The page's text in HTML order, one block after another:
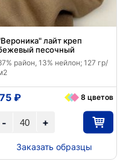
лайт креп
песочный
район, 13% нейлон; 127 гр/
+
-
₽ 8 цветов
Заказать образцы